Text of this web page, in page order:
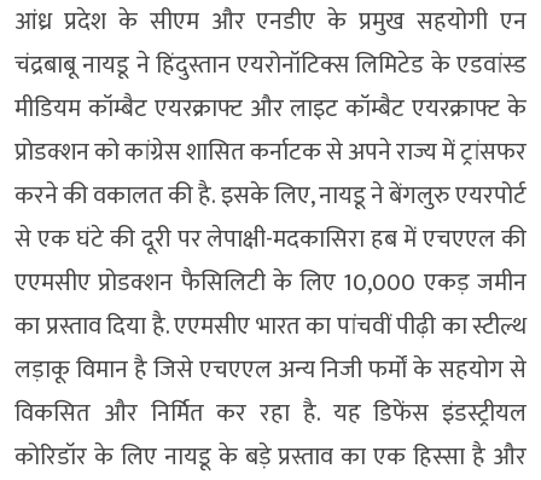
आंध्र प्रदेश के सीएम और एनडीए के प्रमुख सहयोगी एन
चंद्रबाबू नायडू ने हिंदुस्तान एयरोनॉटिक्स लिमिटेड के एडवांस्ड
मीडियम कॉम्बैट एयरक्राफ्ट और लाइट कॉम्बैट एयरक्राफ्ट के
प्रोडक्शन को कांग्रेस शासित कर्नाटक से अपने राज्य में ट्रांसफर
करने की वकालत की है. इसके लिए, नायडू ने बेंगलुरु एयरपोर्ट
से एक घंटे की दूरी पर लेपाक्षी-मदकासिरा हब में एचएएल की
एएमसीए प्रोडक्शन फैसिलिटी के लिए 10,000 एकड़ जमीन
का प्रस्ताव दिया है. एएमसीए भारत का पांचवीं पीढ़ी का स्टील्थ
लड़ाकू विमान है जिसे एचएएल अन्य निजी फर्मों के सहयोग से
विकसित और निर्मित कर रहा है. यह डिफेंस इंडस्ट्रीयल
कोरिडॉर के लिए नायडू के बड़े प्रस्ताव का एक हिस्सा है और